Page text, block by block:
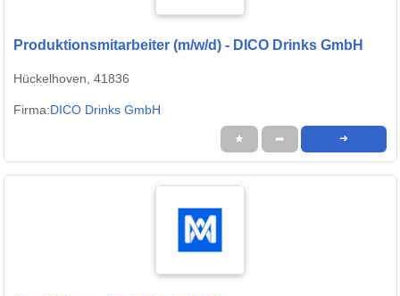
Produktionsmitarbeiter (m/w/d) - DICO Drinks GmbH
Hückelhoven, 41836
Firma:DICO Drinks GmbH
★ ➦ ➜